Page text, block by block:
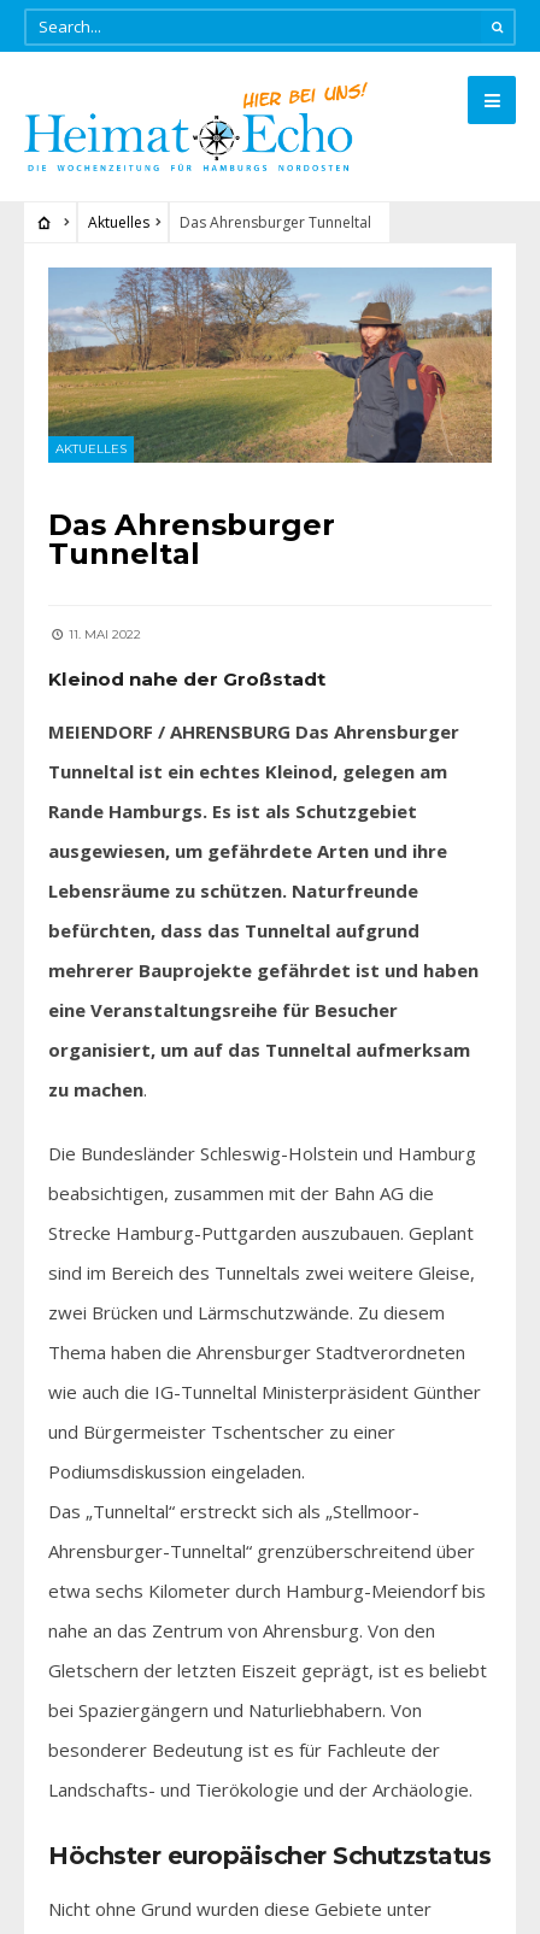
Aktuelles Das Ahrensburger Tunneltal
AKTUELLES
Das Ahrensburger
Tunneltal
11. MAI 2022
Kleinod nahe der Großstadt
MEIENDORF / AHRENSBURG Das Ahrensburger
Tunneltal ist ein echtes Kleinod, gelegen am
Rande Hamburgs. Es ist als Schutzgebiet
ausgewiesen, um gefährdete Arten und ihre
Lebensräume zu schützen. Naturfreunde
befürchten, dass das Tunneltal aufgrund
mehrerer Bauprojekte gefährdet ist und haben
eine Veranstaltungsreihe für Besucher
organisiert, um auf das Tunneltal aufmerksam
zu machen.
Die Bundesländer Schleswig-Holstein und Hamburg
beabsichtigen, zusammen mit der Bahn AG die
Strecke Hamburg-Puttgarden auszubauen. Geplant
sind im Bereich des Tunneltals zwei weitere Gleise,
zwei Brücken und Lärmschutzwände. Zu diesem
Thema haben die Ahrensburger Stadtverordneten
wie auch die IG-Tunneltal Ministerpräsident Günther
und Bürgermeister Tschentscher zu einer
Podiumsdiskussion eingeladen.
Das „Tunneltal“ erstreckt sich als „Stellmoor-
Ahrensburger-Tunneltal“ grenzüberschreitend über
etwa sechs Kilometer durch Hamburg-Meiendorf bis
nahe an das Zentrum von Ahrensburg. Von den
Gletschern der letzten Eiszeit geprägt, ist es beliebt
bei Spaziergängern und Naturliebhabern. Von
besonderer Bedeutung ist es für Fachleute der
Landschafts- und Tierökologie und der Archäologie.
Höchster europäischer Schutzstatus
Nicht ohne Grund wurden diese Gebiete unter